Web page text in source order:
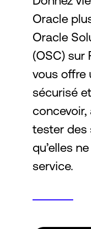
Connexion
Oracle
Oracle
(OSC) sur
vous offre
sécurisé
tester des
qu’elles
service.